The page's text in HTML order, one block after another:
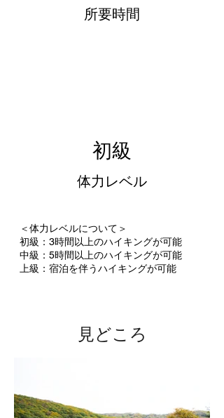
所要​時間
初級
​体力レベル
​＜体力レベルについて＞
初級：3時間以上のハイキングが可能
​中級：5時間以上のハイキングが可能
​上級：宿泊を伴うハイキングが可能
​見どころ